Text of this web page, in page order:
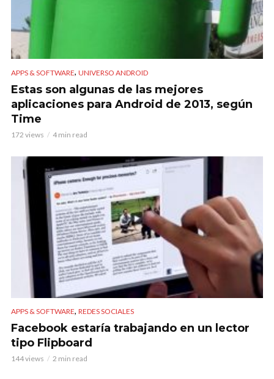
APPS & SOFTWARE, UNIVERSO ANDROID
Estas son algunas de las mejores
aplicaciones para Android de 2013, según
Time
172 views 4 min read
APPS & SOFTWARE, REDES SOCIALES
Facebook estaría trabajando en un lector
tipo Flipboard
144 views 2 min read